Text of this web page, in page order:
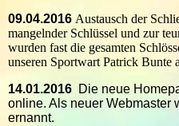
09.04.2016 Austausch der
mangelnder Schlüssel und zur
wurden fast die gesamten
unseren Sportwart Patrick Bunte
14.01.2016 Die neue
online. Als neuer Webmaster
ernannt.